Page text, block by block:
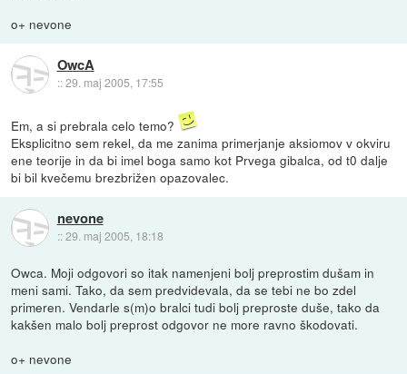
o+ nevone
OwcA
::29. maj 2005, 17:55
Em, a si prebrala celo temo?
Eksplicitno sem rekel, da me zanima primerjanje aksiomov v okviru
ene teorije in da bi imel boga samo kot Prvega gibalca, od t0 dalje
bi bil kvečemu brezbrižen opazovalec.
nevone
::29. maj 2005, 18:18
Owca. Moji odgovori so itak namenjeni bolj preprostim dušam in
meni sami. Tako, da sem predvidevala, da se tebi ne bo zdel
primeren. Vendarle s(m)o bralci tudi bolj preproste duše, tako da
kakšen malo bolj preprost odgovor ne more ravno škodovati.
o+ nevone